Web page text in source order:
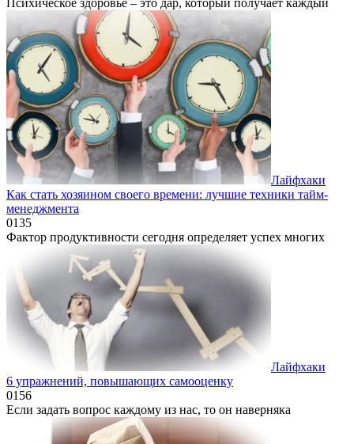
Лайфхаки
Как стать хозяином своего времени: лучшие техники тайм-
менеджмента
0135
Фактор продуктивности сегодня определяет успех многих
Лайфхаки
6 упражнений, повышающих самооценку
0156
Если задать вопрос каждому из нас, то он наверняка